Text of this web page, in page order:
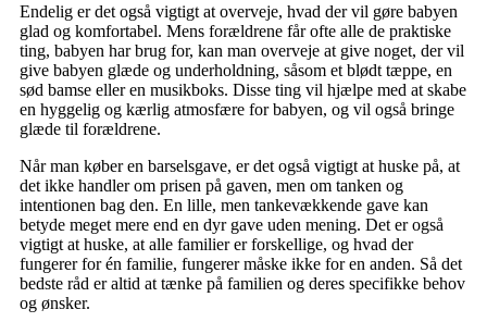
Endelig er det også vigtigt at overveje, hvad der vil gøre babyen
glad og komfortabel. Mens forældrene får ofte alle de praktiske
ting, babyen har brug for, kan man overveje at give noget, der vil
give babyen glæde og underholdning, såsom et blødt tæppe, en
sød bamse eller en musikboks. Disse ting vil hjælpe med at skabe
en hyggelig og kærlig atmosfære for babyen, og vil også bringe
glæde til forældrene.
Når man køber en barselsgave, er det også vigtigt at huske på, at
det ikke handler om prisen på gaven, men om tanken og
intentionen bag den. En lille, men tankevækkende gave kan
betyde meget mere end en dyr gave uden mening. Det er også
vigtigt at huske, at alle familier er forskellige, og hvad der
fungerer for én familie, fungerer måske ikke for en anden. Så det
bedste råd er altid at tænke på familien og deres specifikke behov
og ønsker.